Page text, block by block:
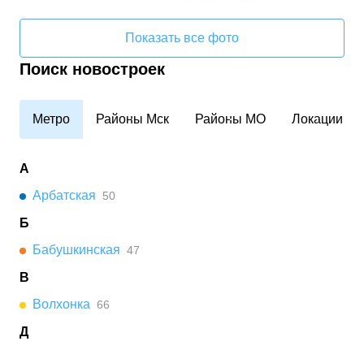
Показать все фото
Поиск новостроек
Метро Районы Мск Районы МО Локации
А
Арбатская
50
Б
Бабушкинская 47
В
Волхонка 66
Д